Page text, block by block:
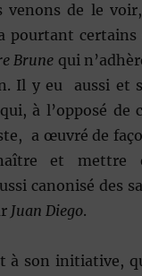
venons de le
pourtant certains
Brune qui
Il y eu aussi et
qui, à l’opposé de
a œuvré de
et mettre
canonisé des
Juan Diego.
à son initiative,